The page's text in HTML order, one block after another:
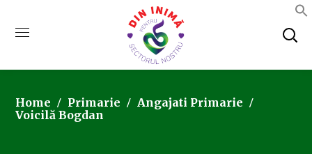
Home Primarie
Angajati Primarie
Voicilă Bogdan